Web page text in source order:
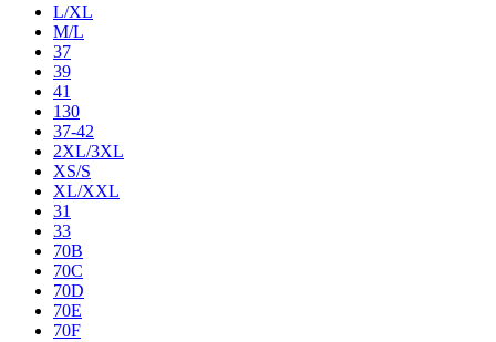
L/XL
M/L
37
39
41
130
37-42
2XL/3XL
XS/S
XL/XXL
31
33
70B
70C
70D
70E
70F